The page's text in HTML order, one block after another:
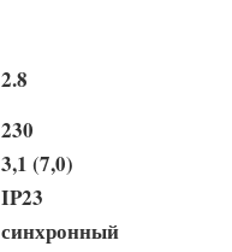
2.8
230
3,1 (7,0)
IP23
синхронный